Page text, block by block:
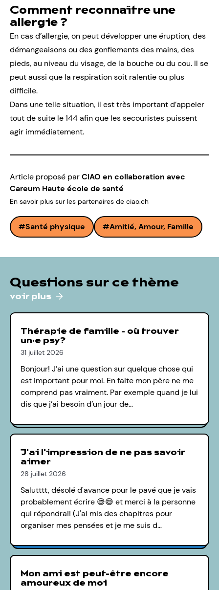
Comment reconnaître une
allergie ?
En cas d’allergie, on peut développer une éruption, des
démangeaisons ou des gonflements des mains, des
pieds, au niveau du visage, de la bouche ou du cou. Il se
peut aussi que la respiration soit ralentie ou plus
difficile.
Dans une telle situation, il est très important d’appeler
tout de suite le 144 afin que les secouristes puissent
agir immédiatement.
Article proposé parCIAO en collaboration avec
Careum Haute école de santé
En savoir plus sur les partenaires de ciao.ch
Santé physique Amitié, Amour, Famille
Questions sur ce thème
voir plus
Thérapie de famille - où trouver
un·e psy?
31 juillet 2026
Bonjour! J’ai une question sur quelque chose qui
est important pour moi. En faite mon père ne me
comprend pas vraiment. Par exemple quand je lui
dis que j’ai besoin d’un jour de…
J'ai l'impression de ne pas savoir
aimer
28 juillet 2026
Salutttt, désolé d'avance pour le pavé que je vais
probablement écrire 😅😅 et merci à la personne
qui répondra!! (J'ai mis des chapitres pour
organiser mes pensées et je me suis d…
Mon ami est peut-être encore
amoureux de moi